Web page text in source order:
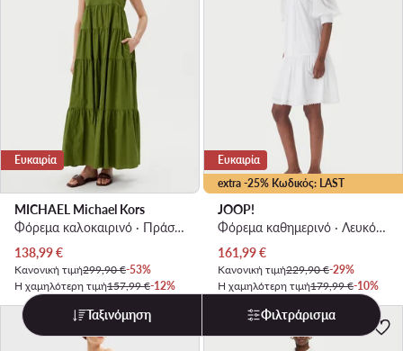
Ευκαιρία
MICHAEL Michael Kors
Φόρεμα καλοκαιρινό · Πράσινο · Maxi
Τρέχουσα τιμή
138,99€
Κανονική τιμή299,90 €-53%
Η χαμηλότερη τιμή157,99 €-12%
extra -25% Κωδικός: LAST
Ευκαιρία
JOOP!
Φόρεμα καθημερινό · Λευκό · Mini
Τρέχουσα τιμή
161,99€
Κανονική τιμή229,90 €-29%
Η χαμηλότερη τιμή179,99 €-10%
Ταξινόμηση Φιλτράρισμα